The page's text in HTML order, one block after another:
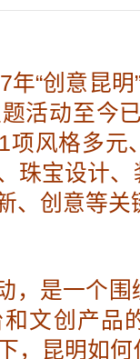
“创意昆
活动至今
项风格多
珠宝设计
、创意等
，是一个
文创产品
，昆明如